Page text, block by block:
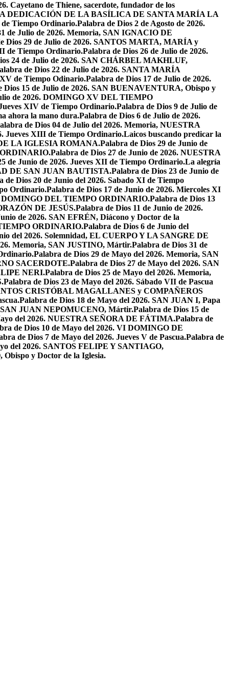
Cayetano de Thiene, sacerdote, fundador de los
LA DEDICACIÓN DE LA BASÍLICA DE SANTA MARÍA LA
de Tiempo Ordinario.Palabra de Dios 2 de Agosto de 2026.
de Julio de 2026. Memoria, SAN IGNACIO DE
Dios 29 de Julio de 2026. SANTOS MARTA, MARÍA y
de Tiempo Ordinario.Palabra de Dios 26 de Julio de 2026.
24 de Julio de 2026. SAN CHÁRBEL MAKHLUF,
de Dios 22 de Julio de 2026. SANTA MARÍA
de Tiempo Odinario.Palabra de Dios 17 de Julio de 2026.
Dios 15 de Julio de 2026. SAN BUENAVENTURA, Obispo y
de 2026. DOMINGO XV DEL TIEMPO
XIV de Tiempo Ordinario.Palabra de Dios 9 de Julio de
ahora la mano dura.Palabra de Dios 6 de Julio de 2026.
de Dios 04 de Julio del 2026. Memoria, NUESTRA
Jueves XIII de Tiempo Ordinario.Laicos buscando predicar la
LA IGLESIA ROMANA.Palabra de Dios 29 de Junio de
Palabra de Dios 27 de Junio de 2026. NUESTRA
de Junio de 2026. Jueves XII de Tiempo Ordinario.La alegría
DE SAN JUAN BAUTISTA.Palabra de Dios 23 de Junio de
de Dios 20 de Junio del 2026. Sabado XI de Tiempo
Ordinario.Palabra de Dios 17 de Junio de 2026. Miercoles XI
DOMINGO DEL TIEMPO ORDINARIO.Palabra de Dios 13
DE JESÚS.Palabra de Dios 11 de Junio de 2026.
de 2026. SAN EFRÉN, Diácono y Doctor de la
ORDINARIO.Palabra de Dios 6 de Junio del
del 2026. Solemnidad, EL CUERPO Y LA SANGRE DE
Memoria, SAN JUSTINO, Mártir.Palabra de Dios 31 de
Palabra de Dios 29 de Mayo del 2026. Memoria, SAN
SACERDOTE.Palabra de Dios 27 de Mayo del 2026. SAN
NERI.Palabra de Dios 25 de Mayo del 2026. Memoria,
Palabra de Dios 23 de Mayo del 2026. Sábado VII de Pascua
CRISTÓBAL MAGALLANES y COMPAÑEROS
Palabra de Dios 18 de Mayo del 2026. SAN JUAN I, Papa
SAN JUAN NEPOMUCENO, Mártir.Palabra de Dios 15 de
del 2026. NUESTRA SEÑORA DE FÁTIMA.Palabra de
de Dios 10 de Mayo del 2026. VI DOMINGO DE
de Dios 7 de Mayo del 2026. Jueves V de Pascua.Palabra de
del 2026. SANTOS FELIPE Y SANTIAGO,
y Doctor de la Iglesia.